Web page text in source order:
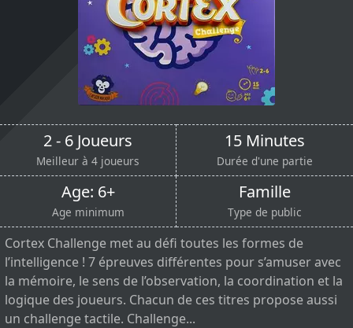
2 - 6 Joueurs
Meilleur à 4 joueurs
15 Minutes
Durée d'une partie
Age: 6+
Age minimum
Famille
Type de public
Cortex Challenge met au défi toutes les formes de
l’intelligence ! 7 épreuves différentes pour s’amuser avec
la mémoire, le sens de l’observation, la coordination et la
logique des joueurs. Chacun de ces titres propose aussi
un challenge tactile. Challenge...